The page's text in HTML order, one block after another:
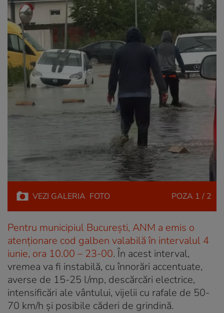
VEZI GALERIA FOTO POZA 1 / 2
Pentru municipiul București, ANM a emis o
atenționare cod galben valabilă în intervalul 4
iunie, ora 10.00 – 23-00. În acest interval,
vremea va fi instabilă, cu înnorări accentuate,
averse de 15-25 l/mp, descărcări electrice,
intensificări ale vântului, vijelii cu rafale de 50-
70 km/h și posibile căderi de grindină.